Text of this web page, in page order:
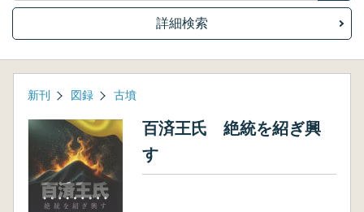
詳細検索
新刊 図録 古墳
百済王氏 絶統を紹ぎ興
す